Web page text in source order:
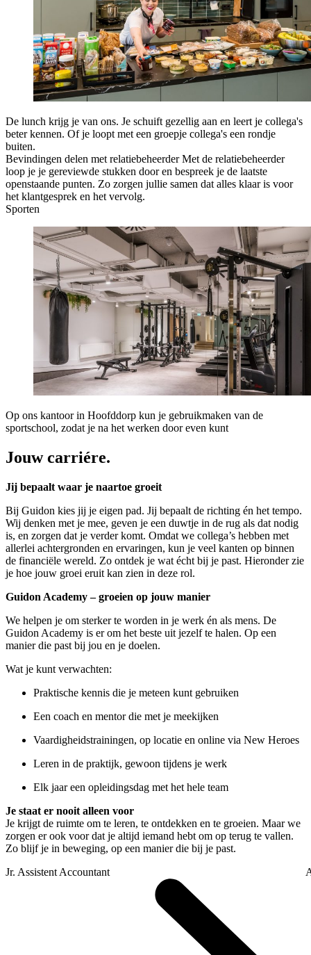
De lunch krijg je van ons. Je schuift gezellig aan en leert je collega's
beter kennen. Of je loopt met een groepje collega's een rondje
buiten.
Bevindingen delen met relatiebeheerder Met de relatiebeheerder
loop je je gereviewde stukken door en bespreek je de laatste
openstaande punten. Zo zorgen jullie samen dat alles klaar is voor
het klantgesprek en het vervolg.
Sporten
Op ons kantoor in Hoofddorp kun je gebruikmaken van de
sportschool, zodat je na het werken door even kunt
Jouw carriére.
Jij bepaalt waar je naartoe groeit
Bij Guidon kies jij je eigen pad. Jij bepaalt de richting én het tempo.
Wij denken met je mee, geven je een duwtje in de rug als dat nodig
is, en zorgen dat je verder komt. Omdat we collega’s hebben met
allerlei achtergronden en ervaringen, kun je veel kanten op binnen
de financiële wereld. Zo ontdek je wat écht bij je past. Hieronder zie
je hoe jouw groei eruit kan zien in deze rol.
Guidon Academy – groeien op jouw manier
We helpen je om sterker te worden in je werk én als mens. De
Guidon Academy is er om het beste uit jezelf te halen. Op een
manier die past bij jou en je doelen.
Wat je kunt verwachten:
Praktische kennis die je meteen kunt gebruiken
Een coach en mentor die met je meekijken
Vaardigheidstrainingen, op locatie en online via New Heroes
Leren in de praktijk, gewoon tijdens je werk
Elk jaar een opleidingsdag met het hele team
Je staat er nooit alleen voor
Je krijgt de ruimte om te leren, te ontdekken en te groeien. Maar we
zorgen er ook voor dat je altijd iemand hebt om op terug te vallen.
Zo blijf je in beweging, op een manier die bij je past.
Jr. Assistent Accountant